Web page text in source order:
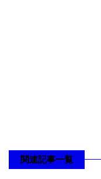
関連記事一覧